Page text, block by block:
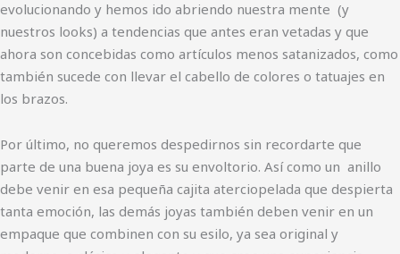
evolucionando y hemos ido abriendo nuestra mente (y
nuestros looks) a tendencias que antes eran vetadas y que
ahora son concebidas como artículos menos satanizados, como
también sucede con llevar el cabello de colores o tatuajes en
los brazos.
Por último, no queremos despedirnos sin recordarte que
parte de una buena joya es su envoltorio. Así como un anillo
debe venir en esa pequeña cajita aterciopelada que despierta
tanta emoción, las demás joyas también deben venir en un
empaque que combinen con su esilo, ya sea original y